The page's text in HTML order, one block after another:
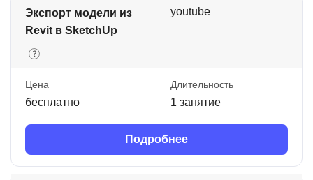
Экспорт модели из
Revit в SketchUp
youtube
Цена
бесплатно
Длительность
1 занятие
Подробнее